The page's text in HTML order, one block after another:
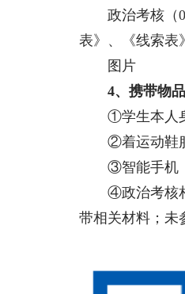
政治考核（
表》、《线索表
图片
4、携带物品
①学生本人身
②着运动鞋服
③智能手机（
④政治考核相
带相关材料；未